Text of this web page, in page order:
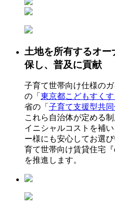
土地を所有するオ
保し、普及に貢献
子育て世帯向け仕様の
の「 東京都こどもすく
省の「 子育て支援型共
これら自治体が定める
イニシャルコストを補
ー様にも安心してお選
育て世帯向け賃貸住宅
を推進します。